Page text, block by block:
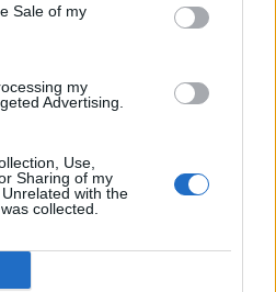
Sale of my
my
Advertising.
Use,
Sharing of my
with the
collected.
lukemat ilmaiskanavan puolella
käytiin armoton vääntö –
maailmanmestaruuden